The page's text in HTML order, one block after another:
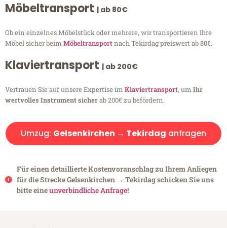
Möbeltransport | ab 80€
Ob ein einzelnes Möbelstück oder mehrere, wir transportieren Ihre
Möbel sicher beim Möbeltransportnach Tekirdag preiswert ab 80€.
Klaviertransport | ab 200€
Vertrauen Sie auf unsere Expertise im Klaviertransport, um Ihr
wertvolles Instrument sicherab 200€ zu befördern.
Umzug: Gelsenkirchen → Tekirdag anfragen
Für einen detaillierte Kostenvoranschlag zu Ihrem Anliegen
für die Strecke Gelsenkirchen → Tekirdag schicken Sie uns
bitte eineunverbindliche Anfrage!